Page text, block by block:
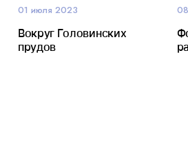
01 июля 2023
Вокруг Головинских
прудов